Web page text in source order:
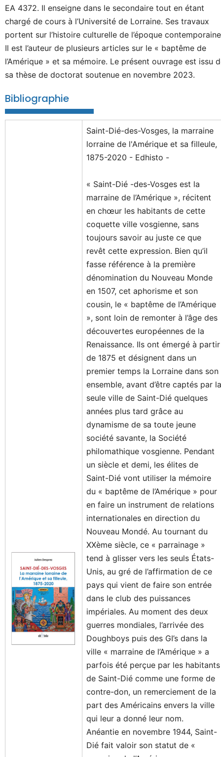
EA 4372. Il enseigne dans le secondaire tout en étant
chargé de cours à l’Université de Lorraine. Ses travaux
portent sur l’histoire culturelle de l’époque
Il est l’auteur de plusieurs articles sur le « baptême de
l’Amérique » et sa mémoire. Le présent ouvrage est issu
sa thèse de doctorat soutenue en novembre 2023.
Bibliographie
Saint-Dié-des-Vosges, la marraine
lorraine de l'Amérique et sa filleule,
1875-2020 - Edhisto -
« Saint-Dié -des-Vosges est la
marraine de l’Amérique », récitent
en chœur les habitants de cette
coquette ville vosgienne, sans
toujours savoir au juste ce que
revêt cette expression. Bien qu’il
fasse référence à la première
dénomination du Nouveau Monde
en 1507, cet aphorisme et son
cousin, le « baptême de l’Amérique
», sont loin de remonter à l’âge des
découvertes européennes de la
Renaissance. Ils ont émergé à partir
de 1875 et désignent dans un
premier temps la Lorraine dans son
ensemble, avant d’être captés par la
seule ville de Saint-Dié quelques
années plus tard grâce au
dynamisme de sa toute jeune
société savante, la Société
philomathique vosgienne. Pendant
un siècle et demi, les élites de
Saint-Dié vont utiliser la mémoire
du « baptême de l’Amérique » pour
en faire un instrument de relations
internationales en direction du
Nouveau Mondé. Au tournant du
XXème siècle, ce « parrainage »
tend à glisser vers les seuls États-
Unis, au gré de l’affirmation de ce
pays qui vient de faire son entrée
dans le club des puissances
impériales. Au moment des deux
guerres mondiales, l’arrivée des
Doughboys puis des GI’s dans la
ville « marraine de l’Amérique » a
parfois été perçue par les habitants
de Saint-Dié comme une forme de
contre-don, un remerciement de la
part des Américains envers la ville
qui leur a donné leur nom.
Anéantie en novembre 1944, Saint-
Dié fait valoir son statut de «